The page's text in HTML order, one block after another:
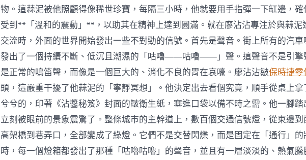
物。這蒜泥被他照顧得像稀世珍寶，每隔三小時，他就要用手指彈一下缸邊，
受到**「溫和的震動」**，以助其在精神上達到圓滿。就在廖沾沾專注於與蒜泥
交流時，外面的世界開始發出一些不對勁的信號。首先是聲音。街上所有的汽車
發出了一個持續不斷、低沉且潮濕的「咕嚕——咕嚕——」聲。這聲音不是引擎
是正常的鳴笛聲，而像是一個巨大的、消化不良的胃在哀嚎。廖沾沾皺保時捷零
頭，這嚴重干擾了他蒜泥的「寧靜冥想」。他決定出去看個究竟，順手從桌上拿
兮兮的，印著《沾醬秘笈》封面的皺衛生紙，塞進口袋以備不時之需。他一腳踏
立刻被眼前的景象震驚了。整條城市的主幹道上，數百個交通信號燈，從東邊到
高架橋到巷弄口，全部變成了綠燈。它們不是交替閃爍，而是固定在「通行」的
時，每一個燈箱都發出了那種「咕嚕咕嚕」的聲音，並且有一層淡淡的、熱氣騰